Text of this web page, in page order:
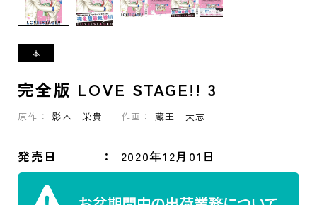
完全版 LOVE STAGE!! 3
原作： 影木 栄貴 作画： 蔵王 大志
発売日 2020年12月01日